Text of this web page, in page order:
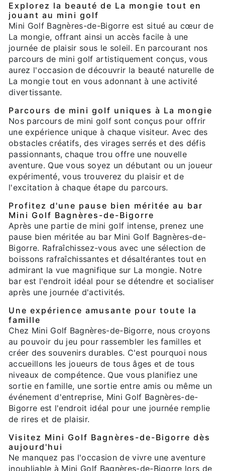
Explorez la beauté de La mongie tout en
jouant au mini golf
Mini Golf Bagnères-de-Bigorre est situé au cœur de
La mongie, offrant ainsi un accès facile à une
journée de plaisir sous le soleil. En parcourant nos
parcours de mini golf artistiquement conçus, vous
aurez l'occasion de découvrir la beauté naturelle de
La mongie tout en vous adonnant à une activité
divertissante.
Parcours de mini golf uniques à La mongie
Nos parcours de mini golf sont conçus pour offrir
une expérience unique à chaque visiteur. Avec des
obstacles créatifs, des virages serrés et des défis
passionnants, chaque trou offre une nouvelle
aventure. Que vous soyez un débutant ou un joueur
expérimenté, vous trouverez du plaisir et de
l'excitation à chaque étape du parcours.
Profitez d'une pause bien méritée au bar
Mini Golf Bagnères-de-Bigorre
Après une partie de mini golf intense, prenez une
pause bien méritée au bar Mini Golf Bagnères-de-
Bigorre. Rafraîchissez-vous avec une sélection de
boissons rafraîchissantes et désaltérantes tout en
admirant la vue magnifique sur La mongie. Notre
bar est l'endroit idéal pour se détendre et socialiser
après une journée d'activités.
Une expérience amusante pour toute la
famille
Chez Mini Golf Bagnères-de-Bigorre, nous croyons
au pouvoir du jeu pour rassembler les familles et
créer des souvenirs durables. C'est pourquoi nous
accueillons les joueurs de tous âges et de tous
niveaux de compétence. Que vous planifiez une
sortie en famille, une sortie entre amis ou même un
événement d'entreprise, Mini Golf Bagnères-de-
Bigorre est l'endroit idéal pour une journée remplie
de rires et de plaisir.
Visitez Mini Golf Bagnères-de-Bigorre dès
aujourd'hui
Ne manquez pas l'occasion de vivre une aventure
inoubliable à Mini Golf Bagnères-de-Bigorre lors de